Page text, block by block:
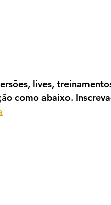
lives,
como abaixo.